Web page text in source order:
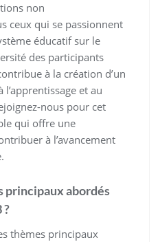
non
ceux qui se passionnent
éducatif sur le
des participants
à la création d’un
et au
nous pour cet
qui offre une
à l’avancement
principaux abordés
?
thèmes principaux